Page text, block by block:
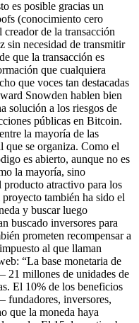
es posible gracias un
(conocimiento cero
de la transacción
sin necesidad de transmitir
que la transacción es
que cualquiera
que voces tan destacadas
Snowden hablen bien
solución a los riesgos de
públicas en Bitcoin.
la mayoría de las
que se organiza. Como el
es abierto, aunque no es
la mayoría, sino
producto atractivo para los
también ha sido el
y buscar luego
buscado inversores para
prometen recompensar a
al que llaman
“La base monetaria de
21 millones de unidades de
El 10% de los beneficios
fundadores, inversores,
que la moneda haya